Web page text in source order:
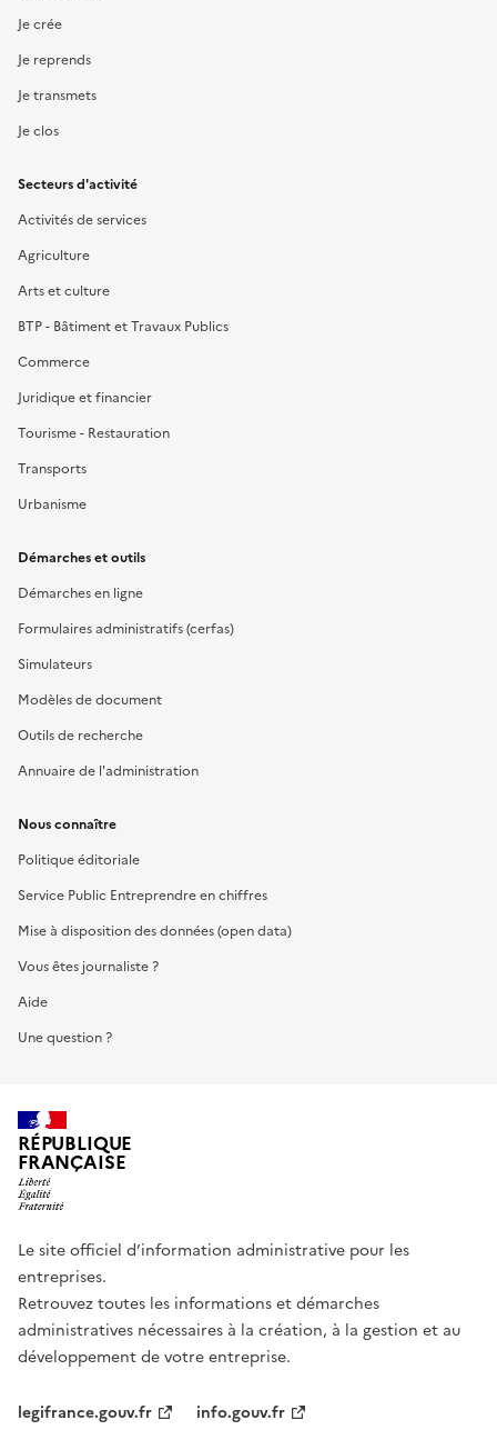
Je crée
Je reprends
Je transmets
Je clos
Secteurs d'activité
Activités de services
Agriculture
Arts et culture
BTP - Bâtiment et Travaux Publics
Commerce
Juridique et financier
Tourisme - Restauration
Transports
Urbanisme
Démarches et outils
Démarches en ligne
Formulaires administratifs (cerfas)
Simulateurs
Modèles de document
Outils de recherche
Annuaire de l'administration
Nous connaître
Politique éditoriale
Service Public Entreprendre en chiffres
Mise à disposition des données (open data)
Vous êtes journaliste ?
Aide
Une question ?
RÉPUBLIQUE
FRANÇAISE
Le site officiel d’information administrative pour les
entreprises.
Retrouvez toutes les informations et démarches
administratives nécessaires à la création, à la gestion et au
développement de votre entreprise.
legifrance.gouv.fr
info.gouv.fr